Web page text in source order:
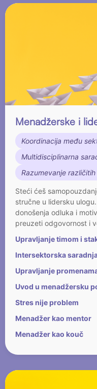
Menadžerske i
Koordinacija među
Multidisciplinarna
Razumevanje
Steći ćeš
stručne u lidersku
donošenja odluka i
preuzeti odgovornost i
Upravljanje timom i
Intersektorska
Upravljanje
Uvod u menadžersku
Stres nije problem
Menadžer kao mentor
Menadžer kao kouč